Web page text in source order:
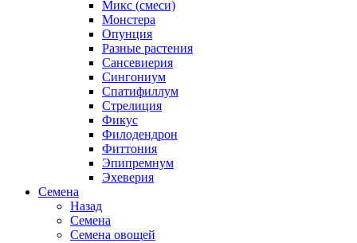
Микс (смеси)
Монстера
Опунция
Разные растения
Сансевиерия
Сингониум
Спатифиллум
Стрелиция
Фикус
Филодендрон
Фиттония
Эпипремнум
Эхеверия
Семена
Назад
Семена
Семена овощей